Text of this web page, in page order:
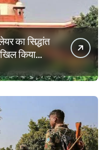
का सिद्धांत
किया
की मांग